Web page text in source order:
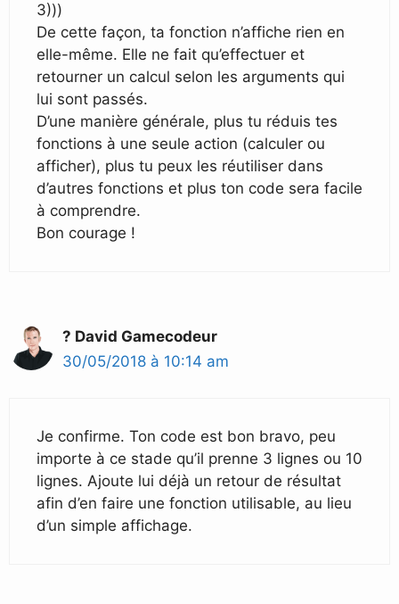
3)))
De cette façon, ta fonction n’affiche rien en
elle-même. Elle ne fait qu’effectuer et
retourner un calcul selon les arguments qui
lui sont passés.
D’une manière générale, plus tu réduis tes
fonctions à une seule action (calculer ou
afficher), plus tu peux les réutiliser dans
d’autres fonctions et plus ton code sera facile
à comprendre.
Bon courage !
? David Gamecodeur
30/05/2018 à 10:14 am
Je confirme. Ton code est bon bravo, peu
importe à ce stade qu’il prenne 3 lignes ou 10
lignes. Ajoute lui déjà un retour de résultat
afin d’en faire une fonction utilisable, au lieu
d’un simple affichage.